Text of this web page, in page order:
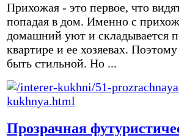
Прихожая - это первое, что
попадая в дом. Именно с
домашний уют и складывается
квартире и ее хозяевах.
быть стильной. Но ...
Прозрачная